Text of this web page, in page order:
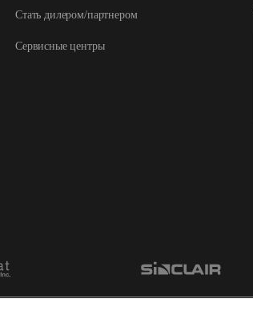
Стать дилером/партнером
Сервисные центры